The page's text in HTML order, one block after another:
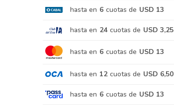
hasta en 6 cuotas de USD 13
hasta en 24 cuotas de USD 3,25
hasta en 6 cuotas de USD 13
hasta en 12 cuotas de USD 6,50
hasta en 6 cuotas de USD 13